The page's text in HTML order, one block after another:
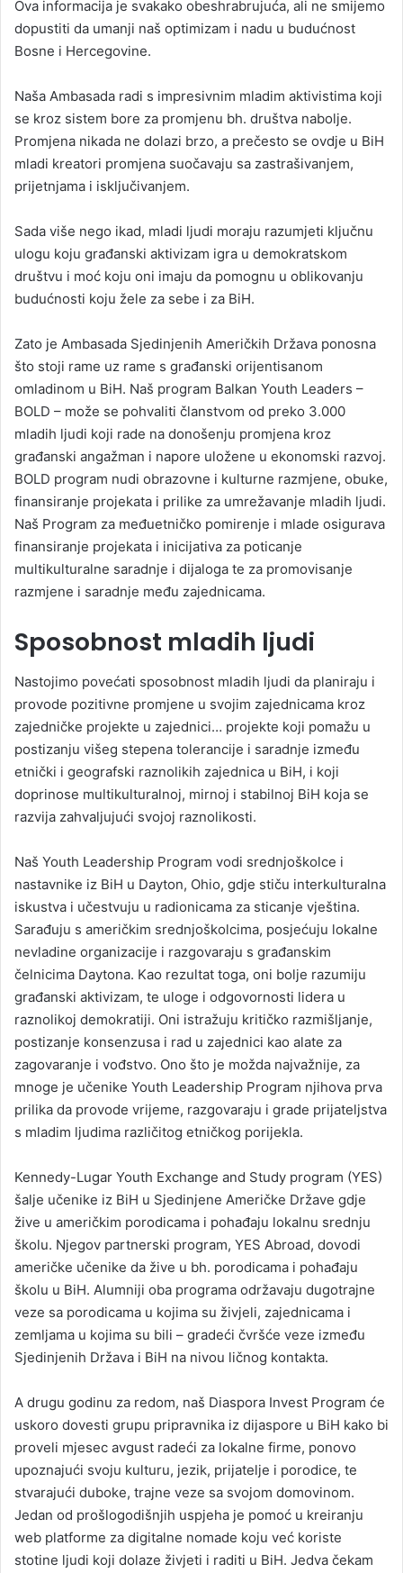
Ova informacija je svakako obeshrabrujuća, ali ne smijemo
dopustiti da umanji naš optimizam i nadu u budućnost
Bosne i Hercegovine.
Naša Ambasada radi s impresivnim mladim aktivistima koji
se kroz sistem bore za promjenu bh. društva nabolje.
Promjena nikada ne dolazi brzo, a prečesto se ovdje u BiH
mladi kreatori promjena suočavaju sa zastrašivanjem,
prijetnjama i isključivanjem.
Sada više nego ikad, mladi ljudi moraju razumjeti ključnu
ulogu koju građanski aktivizam igra u demokratskom
društvu i moć koju oni imaju da pomognu u oblikovanju
budućnosti koju žele za sebe i za BiH.
Zato je Ambasada Sjedinjenih Američkih Država ponosna
što stoji rame uz rame s građanski orijentisanom
omladinom u BiH. Naš program Balkan Youth Leaders –
BOLD – može se pohvaliti članstvom od preko 3.000
mladih ljudi koji rade na donošenju promjena kroz
građanski angažman i napore uložene u ekonomski razvoj.
BOLD program nudi obrazovne i kulturne razmjene, obuke,
finansiranje projekata i prilike za umrežavanje mladih ljudi.
Naš Program za međuetničko pomirenje i mlade osigurava
finansiranje projekata i inicijativa za poticanje
multikulturalne saradnje i dijaloga te za promovisanje
razmjene i saradnje među zajednicama.
Sposobnost mladih ljudi
Nastojimo povećati sposobnost mladih ljudi da planiraju i
provode pozitivne promjene u svojim zajednicama kroz
zajedničke projekte u zajednici… projekte koji pomažu u
postizanju višeg stepena tolerancije i saradnje između
etnički i geografski raznolikih zajednica u BiH, i koji
doprinose multikulturalnoj, mirnoj i stabilnoj BiH koja se
razvija zahvaljujući svojoj raznolikosti.
Naš Youth Leadership Program vodi srednjoškolce i
nastavnike iz BiH u Dayton, Ohio, gdje stiču interkulturalna
iskustva i učestvuju u radionicama za sticanje vještina.
Sarađuju s američkim srednjoškolcima, posjećuju lokalne
nevladine organizacije i razgovaraju s građanskim
čelnicima Daytona. Kao rezultat toga, oni bolje razumiju
građanski aktivizam, te uloge i odgovornosti lidera u
raznolikoj demokratiji. Oni istražuju kritičko razmišljanje,
postizanje konsenzusa i rad u zajednici kao alate za
zagovaranje i vođstvo. Ono što je možda najvažnije, za
mnoge je učenike Youth Leadership Program njihova prva
prilika da provode vrijeme, razgovaraju i grade prijateljstva
s mladim ljudima različitog etničkog porijekla.
Kennedy-Lugar Youth Exchange and Study program (YES)
šalje učenike iz BiH u Sjedinjene Američke Države gdje
žive u američkim porodicama i pohađaju lokalnu srednju
školu. Njegov partnerski program, YES Abroad, dovodi
američke učenike da žive u bh. porodicama i pohađaju
školu u BiH. Alumniji oba programa održavaju dugotrajne
veze sa porodicama u kojima su živjeli, zajednicama i
zemljama u kojima su bili – gradeći čvršće veze između
Sjedinjenih Država i BiH na nivou ličnog kontakta.
A drugu godinu za redom, naš Diaspora Invest Program će
uskoro dovesti grupu pripravnika iz dijaspore u BiH kako bi
proveli mjesec avgust radeći za lokalne firme, ponovo
upoznajući svoju kulturu, jezik, prijatelje i porodice, te
stvarajući duboke, trajne veze sa svojom domovinom.
Jedan od prošlogodišnjih uspjeha je pomoć u kreiranju
web platforme za digitalne nomade koju već koriste
stotine ljudi koji dolaze živjeti i raditi u BiH. Jedva čekam